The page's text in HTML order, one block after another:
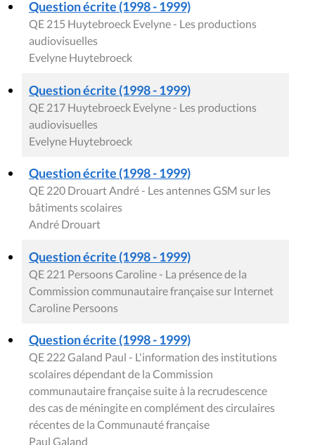
Question écrite (1998 - 1999)
QE 215 Huytebroeck Evelyne - Les productions
audiovisuelles
Evelyne Huytebroeck
Question écrite (1998 - 1999)
QE 217 Huytebroeck Evelyne - Les productions
audiovisuelles
Evelyne Huytebroeck
Question écrite (1998 - 1999)
QE 220 Drouart André - Les antennes GSM sur les
bâtiments scolaires
André Drouart
Question écrite (1998 - 1999)
QE 221 Persoons Caroline - La présence de la
Commission communautaire française sur Internet
Caroline Persoons
Question écrite (1998 - 1999)
QE 222 Galand Paul - L'information des institutions
scolaires dépendant de la Commission
communautaire française suite à la recrudescence
des cas de méningite en complément des circulaires
récentes de la Communauté française
Paul Galand